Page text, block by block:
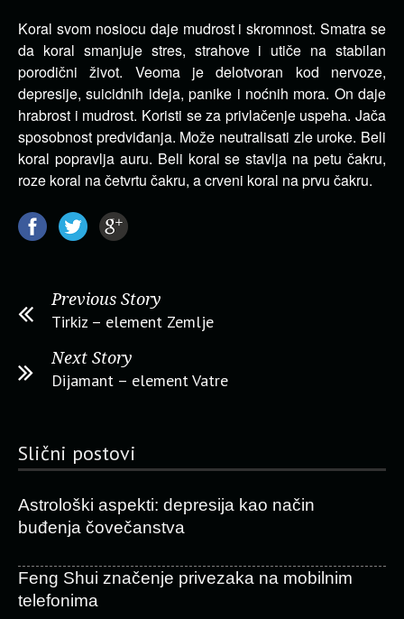
Koral svom nosiocu daje mudrost i skromnost. Smatra se
da koral smanjuje stres, strahove i utiče na stabilan
porodični život. Veoma je delotvoran kod nervoze,
depresije, suicidnih ideja, panike i noćnih mora. On daje
hrabrost i mudrost. Koristi se za privlačenje uspeha. Jača
sposobnost predviđanja. Može neutralisati zle uroke. Beli
koral popravlja auru. Beli koral se stavlja na petu čakru,
roze koral na četvrtu čakru, a crveni koral na prvu čakru.
Previous Story
Tirkiz – element Zemlje
Next Story
Dijamant – element Vatre
Slični postovi
Astrološki aspekti: depresija kao način
buđenja čovečanstva
Feng Shui značenje privezaka na mobilnim
telefonima